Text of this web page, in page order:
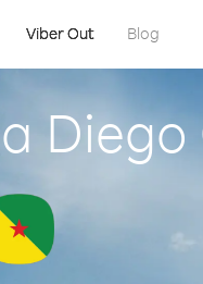
Viber Out Blog